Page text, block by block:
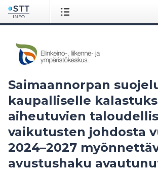
Saimaannorpan
kaupalliselle
aiheutuvien
vaikutusten johdosta
2024–2027
avustushaku